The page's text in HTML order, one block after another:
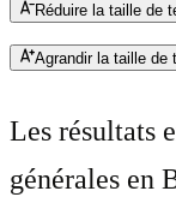
Réduire la taille de
Agrandir la taille de
Les résultats
générales en